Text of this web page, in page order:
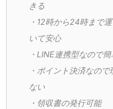
きる
・12時から24時まで
いて安心
・LINE連携型なので
・ポイント決済なの
ない
・領収書の発行可能